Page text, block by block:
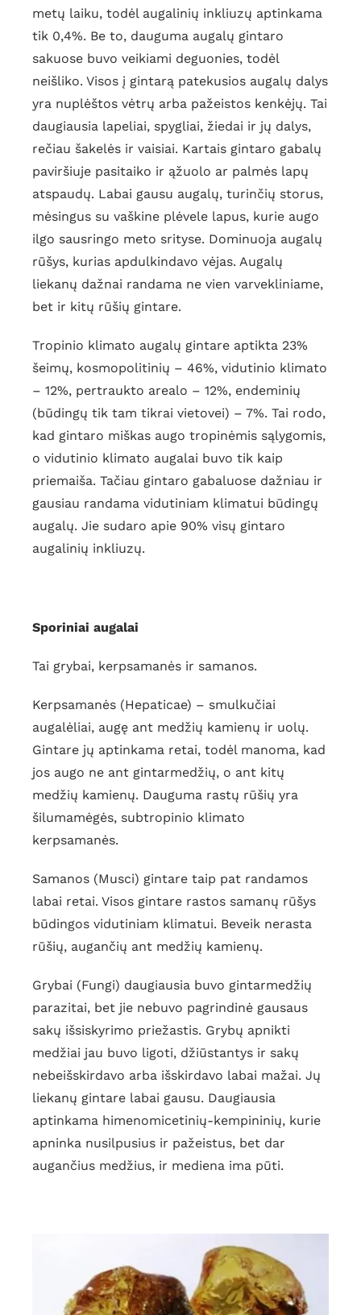
metų laiku, todėl augalinių inkliuzų aptinkama
tik 0,4%. Be to, dauguma augalų gintaro
sakuose buvo veikiami deguonies, todėl
neišliko. Visos į gintarą patekusios augalų dalys
yra nuplėštos vėtrų arba pažeistos kenkėjų. Tai
daugiausia lapeliai, spygliai, žiedai ir jų dalys,
rečiau šakelės ir vaisiai. Kartais gintaro gabalų
paviršiuje pasitaiko ir ąžuolo ar palmės lapų
atspaudų. Labai gausu augalų, turinčių storus,
mėsingus su vaškine plėvele lapus, kurie augo
ilgo sausringo meto srityse. Dominuoja augalų
rūšys, kurias apdulkindavo vėjas. Augalų
liekanų dažnai randama ne vien varvekliniame,
bet ir kitų rūšių gintare.
Tropinio klimato augalų gintare aptikta 23%
šeimų, kosmopolitinių – 46%, vidutinio klimato
– 12%, pertraukto arealo – 12%, endeminių
(būdingų tik tam tikrai vietovei) – 7%. Tai rodo,
kad gintaro miškas augo tropinėmis sąlygomis,
o vidutinio klimato augalai buvo tik kaip
priemaiša. Tačiau gintaro gabaluose dažniau ir
gausiau randama vidutiniam klimatui būdingų
augalų. Jie sudaro apie 90% visų gintaro
augalinių inkliuzų.
Sporiniai augalai
Tai grybai, kerpsamanės ir samanos.
Kerpsamanės (Hepaticae) – smulkučiai
augalėliai, augę ant medžių kamienų ir uolų.
Gintare jų aptinkama retai, todėl manoma, kad
jos augo ne ant gintarmedžių, o ant kitų
medžių kamienų. Dauguma rastų rūšių yra
šilumamėgės, subtropinio klimato
kerpsamanės.
Samanos (Musci) gintare taip pat randamos
labai retai. Visos gintare rastos samanų rūšys
būdingos vidutiniam klimatui. Beveik nerasta
rūšių, augančių ant medžių kamienų.
Grybai (Fungi) daugiausia buvo gintarmedžių
parazitai, bet jie nebuvo pagrindinė gausaus
sakų išsiskyrimo priežastis. Grybų apnikti
medžiai jau buvo ligoti, džiūstantys ir sakų
nebeišskirdavo arba išskirdavo labai mažai. Jų
liekanų gintare labai gausu. Daugiausia
aptinkama himenomicetinių-kempininių, kurie
apninka nusilpusius ir pažeistus, bet dar
augančius medžius, ir mediena ima pūti.